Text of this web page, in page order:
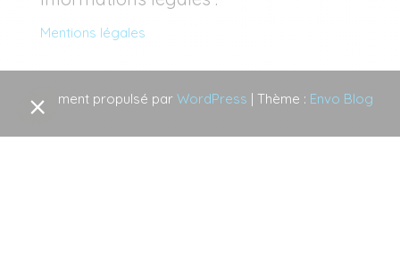
Mentions légales
Fièrement propulsé par WordPress | Thème : Envo Blog